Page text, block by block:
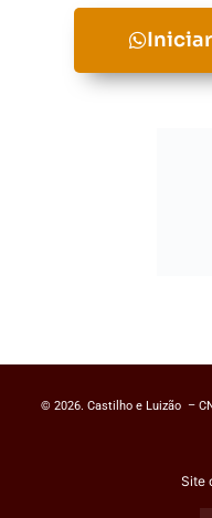
© 2026. Castilho e Luizão –
Site